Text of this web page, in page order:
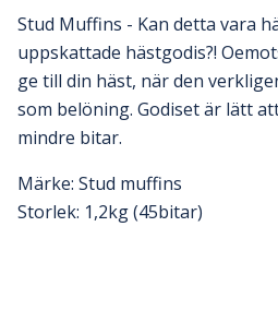
Stud Muffins - Kan detta vara
uppskattade hästgodis?!
ge till din häst, när den
som belöning. Godiset är lätt
mindre bitar.
Märke: Stud muffins
Storlek: 1,2kg (45bitar)